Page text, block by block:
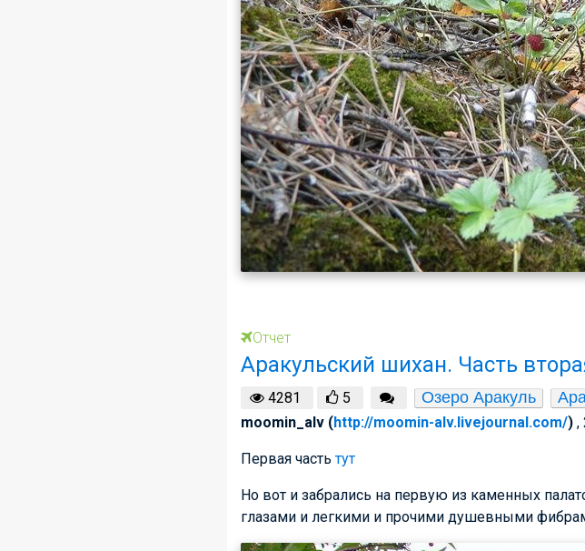
Отчет
Аракульский шихан. Часть
4281 5 Озеро Аракуль
moomin_alv (http://moomin-alv.livejournal.com/) ,
Первая частьтут
Но вот и забрались на первую из каменных
глазами и легкими и прочими душевными